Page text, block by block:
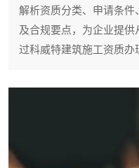
解析资质分类、申请条
及合规要点，为企业提
过科威特建筑施工资质办